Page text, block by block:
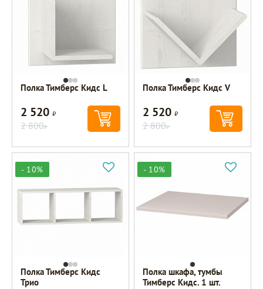
Полка Тимберс Кидс L
2 520Р
2 800Р
Полка Тимберс Кидс V
2 520Р
2 800Р
- 10%
Полка Тимберс Кидс
Трио
- 10%
Полка шкафа, тумбы
Тимберс Кидс. 1 шт.